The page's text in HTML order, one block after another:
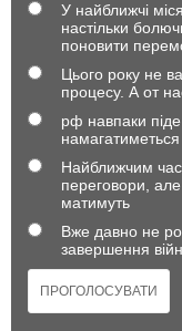
У найближчі
настільки
поновити
Цього року не
процесу. А от
рф навпаки
Найближчим
переговори,
матимуть
Вже давно не
завершення